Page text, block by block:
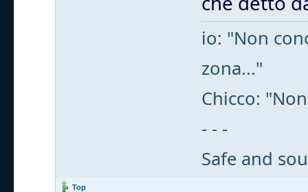
io: "Non
zona..."
Chicco:
- - -
Safe and
Top